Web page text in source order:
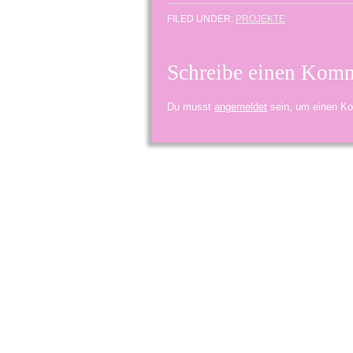
FILED UNDER: PROJEKTE
Schreibe einen
Du musst angemeldet sein, um einen